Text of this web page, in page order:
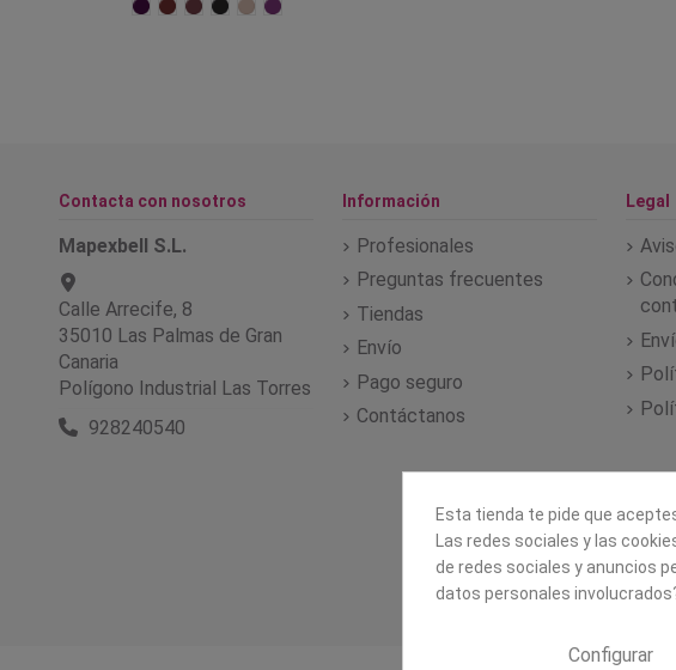
Contacta con nosotros
Mapexbell S.L.
Calle Arrecife, 8
35010 Las Palmas de Gran
Canaria
Polígono Industrial Las Torres
928240540
Información
Profesionales
Preguntas frecuentes
Tiendas
Envío
Pago seguro
Contáctanos
Legal
Esta tienda te pide que
Las redes sociales y las
de redes sociales y anuncios
datos personales
Configurar